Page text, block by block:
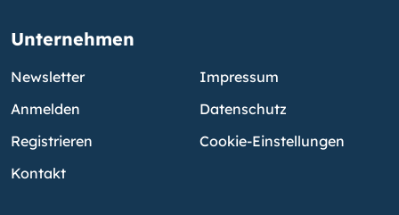
Unternehmen
Newsletter
Anmelden
Registrieren
Kontakt
Impressum
Datenschutz
Cookie-Einstellungen